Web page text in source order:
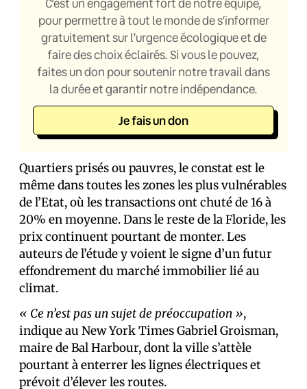
pour permettre à tout le monde de s’informer
gratuitement sur l’urgence écologique et de
faire des choix éclairés. Si vous le pouvez,
faites un don pour soutenir notre travail dans
la durée et garantir notre indépendance.
Je fais un don
Quartiers prisés ou pauvres, le constat est le
même dans toutes les zones les plus vulnérables
de l’Etat, où les transactions ont chuté de 16 à
20% en moyenne. Dans le reste de la Floride, les
prix continuent pourtant de monter. Les
auteurs de l’étude y voient le signe d’un futur
effondrement du marché immobilier lié au
climat.
« Ce n’est pas un sujet de préoccupation »,
indique au New York Times Gabriel Groisman,
maire de Bal Harbour, dont la ville s’attèle
pourtant à enterrer les lignes électriques et
prévoit d’élever les routes.